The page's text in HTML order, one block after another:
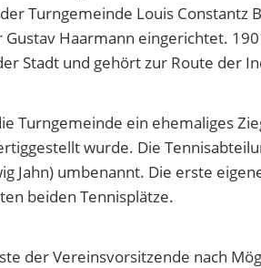
Turngemeinde Louis Constantz
Haarmann eingerichtet.
Stadt und gehört zur Route der
Turngemeinde ein ehemaliges
wurde. Die
Jahn) umbenannt. Die erste
beiden Tennisplätze.
der Vereinsvorsitzende nach